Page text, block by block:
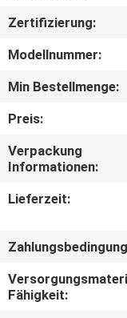
FABRIK-
AUSFLUG
TRETEN
SIE
UNS
IN
VERBINDUNG
Zertifizierung:
Modellnummer:
Min Bestellmenge:
Preis:
Verpackung
Informationen:
Lieferzeit:
Fähigkeit: